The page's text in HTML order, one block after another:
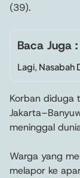
(39).
Baca Juga :
Lagi, Nasabah
Korban diduga
meninggal
Warga yang
melapor ke